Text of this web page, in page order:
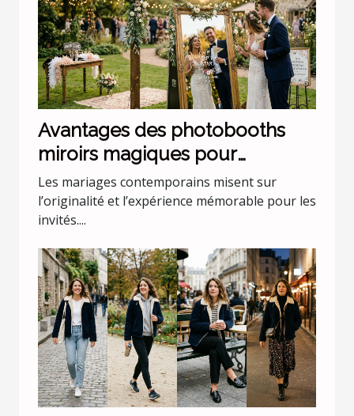
Avantages des photobooths
miroirs magiques pour
mariages uniques
Les mariages contemporains misent sur
l’originalité et l’expérience mémorable pour les
invités....